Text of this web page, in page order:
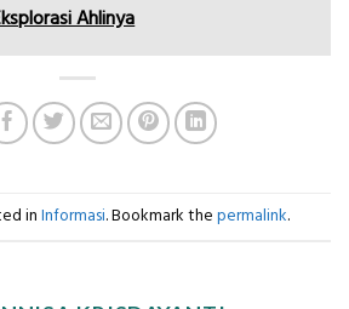
Ahlinya
in Informasi. Bookmark the permalink.